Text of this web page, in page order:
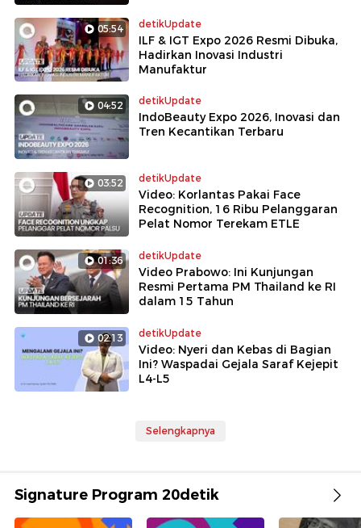
05:54 detikUpdate
ILF & IGT Expo 2026 Resmi Dibuka,
Hadirkan Inovasi Industri
Manufaktur
04:52 detikUpdate
IndoBeauty Expo 2026, Inovasi dan
Tren Kecantikan Terbaru
03:52 detikUpdate
Video: Korlantas Pakai Face
Recognition, 16 Ribu Pelanggaran
Pelat Nomor Terekam ETLE
01:36 detikUpdate
Video Prabowo: Ini Kunjungan
Resmi Pertama PM Thailand ke RI
dalam 15 Tahun
02:13 detikUpdate
Video: Nyeri dan Kebas di Bagian
Ini? Waspadai Gejala Saraf Kejepit
L4-L5
Selengkapnya
Signature Program 20detik